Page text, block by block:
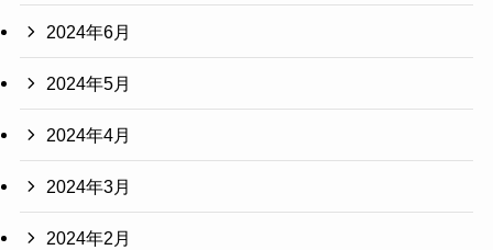
2024年6月
2024年5月
2024年4月
2024年3月
2024年2月